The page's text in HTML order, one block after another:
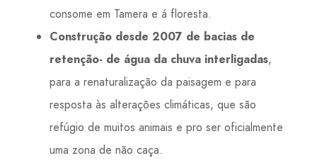
consome em Tamera e á floresta.
Construção desde 2007 de bacias de
retenção- de água da chuva interligadas,
para a renaturalização da paisagem e para
resposta às alterações climáticas, que são
refúgio de muitos animais e pro ser oficialmente
uma zona de não caça.